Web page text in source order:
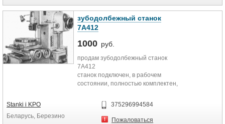
погрузкой 850 000 руб РФ,
Фото по запросу на эл. ящик,
доставка по договоренности.
зубодолбежный станок
7А412
1000 руб.
продам зубодолбежный станок
7А412
станок подключен, в рабочем
состоянии, полностью комплектен,
Фото и стоимость по запросу на эл.
ящик, доставка по договоренности
Stanki i KPO
Беларусь, Березино
375296994584
Пожаловаться